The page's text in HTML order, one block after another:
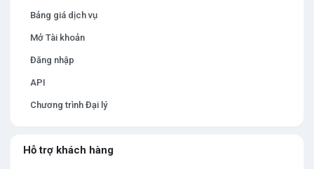
Bảng giá dịch vụ
Mở Tài khoản
Đăng nhập
API
Chương trình Đại lý
Hỗ trợ khách hàng